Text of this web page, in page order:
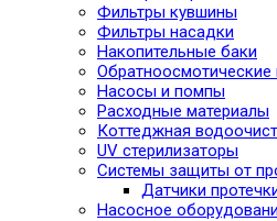
Фильтры кувшины
Фильтры насадки
Накопительные баки
Насосы и помпы
Расходные материалы
Коттеджная
UV стерилизаторы
Системы защиты от
Датчики
Насосное